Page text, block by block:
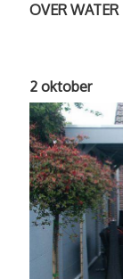
OVER WATER
2 oktober